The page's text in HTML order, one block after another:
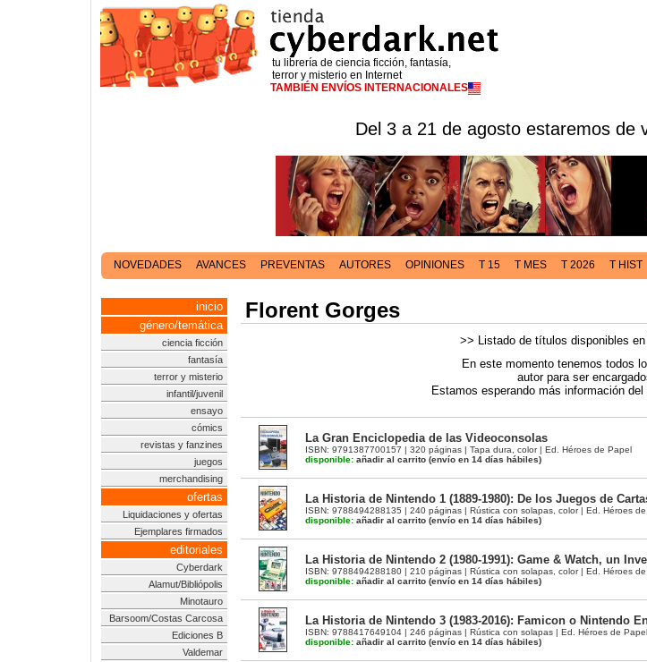
tu librería de ciencia ficción, fantasía,
terror y misterio en Internet
TAMBIÉN ENVÍOS INTERNACIONALES
Del 3 a 21 de agosto estaremos de
NOVEDADES AVANCES PREVENTAS AUTORES OPINIONES T 15 T MES T 2026 T HIST
inicio
género/temática
ciencia ficción
fantasía
terror y misterio
infantil/juvenil
ensayo
cómics
revistas y fanzines
juegos
merchandising
ofertas
Liquidaciones y ofertas
Ejemplares firmados
editoriales
Cyberdark
Alamut/Bibliópolis
Minotauro
Barsoom/Costas Carcosa
Ediciones B
Valdemar
Florent Gorges
>> Listado de títulos disponibles
En este momento tenemos todos
autor para ser
Estamos esperando más información
La Gran Enciclopedia de las Videoconsolas
ISBN: 9791387700157 | 320 páginas | Tapa dura, color | Ed. Héroes de Papel
disponible: añadir al carrito (envío en 14 días hábiles)
La Historia de Nintendo 1 (1889-1980): De los Juegos de
ISBN: 9788494288135 | 240 páginas | Rústica con solapas, color | Ed. Héroes
disponible: añadir al carrito (envío en 14 días hábiles)
La Historia de Nintendo 2 (1980-1991): Game & Watch, un
ISBN: 9788494288180 | 210 páginas | Rústica con solapas, color | Ed. Héroes
disponible: añadir al carrito (envío en 14 días hábiles)
La Historia de Nintendo 3 (1983-2016): Famicon o Nintendo
ISBN: 9788417649104 | 246 páginas | Rústica con solapas | Ed. Héroes de Papel
disponible: añadir al carrito (envío en 14 días hábiles)